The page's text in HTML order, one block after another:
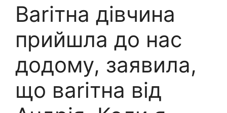
Ваrітна дівчина
прийшла до нас
додому, заявила,
що ваrітна від